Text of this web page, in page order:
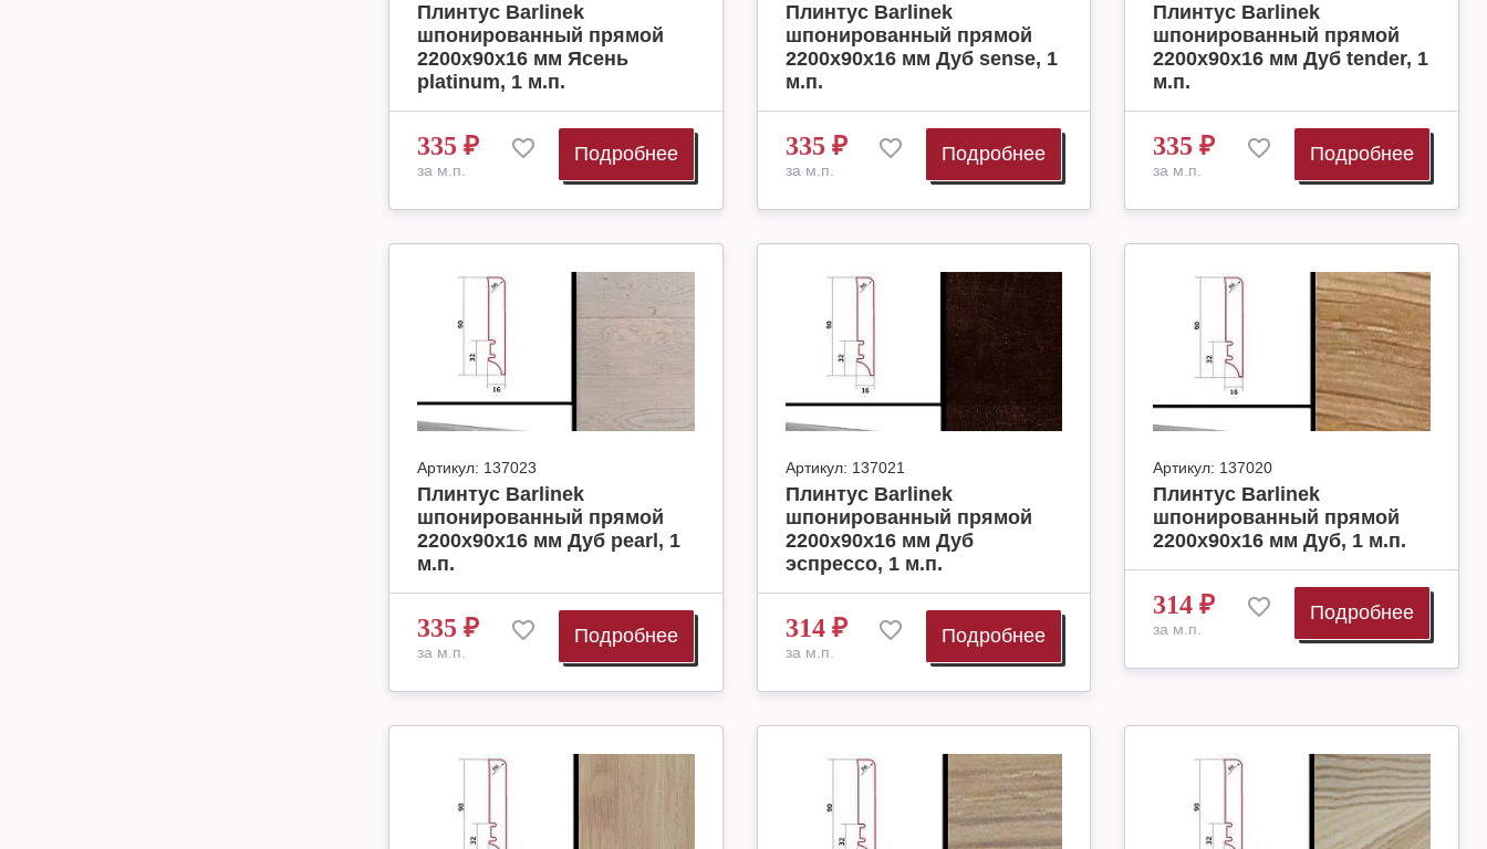
Плинтус Barlinek
шпонированный прямой
2200х90х16 мм Ясень
platinum, 1 м.п.
335 ₽
за м.п.
Подробнее
Плинтус Barlinek
шпонированный прямой
2200х90х16 мм Дуб sense, 1
м.п.
335 ₽
за м.п.
Подробнее
Плинтус Barlinek
шпонированный прямой
2200х90х16 мм Дуб tender, 1
м.п.
335 ₽
за м.п.
Подробнее
Артикул: 137023
Плинтус Barlinek
шпонированный прямой
2200х90х16 мм Дуб pearl, 1
м.п.
335 ₽
за м.п.
Подробнее
Артикул: 137021
Плинтус Barlinek
шпонированный прямой
2200х90х16 мм Дуб
эспрессо, 1 м.п.
314₽
за м.п.
Подробнее
Артикул: 137020
Плинтус Barlinek
шпонированный прямой
2200х90х16 мм Дуб, 1 м.п.
314 ₽
за м.п.
Подробнее